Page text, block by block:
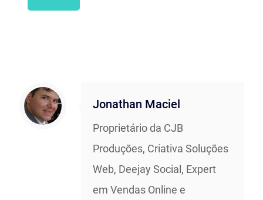
Jonathan Maciel
Proprietário da CJB
Produções, Criativa Soluções
Web, Deejay Social, Expert
em Vendas Online e